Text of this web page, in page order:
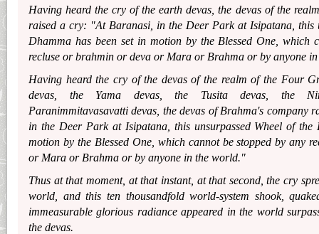
Having heard the cry of the earth devas, the devas of the
raised a cry: "At Baranasi, in the Deer Park at Isipatana, this
Dhamma has been set in motion by the Blessed One, which
recluse or brahmin or deva or Mara or Brahma or by anyone
Having heard the cry of the devas of the realm of the Four
devas, the Yama devas, the Tusita devas, the
Paranimmitavasavatti devas, the devas of Brahma's company
in the Deer Park at Isipatana, this unsurpassed Wheel of the
motion by the Blessed One, which cannot be stopped by any
or Mara or Brahma or by anyone in the world."
Thus at that moment, at that instant, at that second, the cry
world, and this ten thousandfold world-system shook,
immeasurable glorious radiance appeared in the world
the devas.